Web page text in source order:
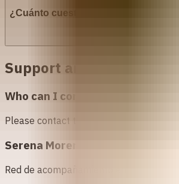
¿Cuánto cuesta la Aspiración
Support and Resources in
Who can I contact for more
Please contact the following
Serena Morena - aborto, justicia
Red de acompañamiento en aborto